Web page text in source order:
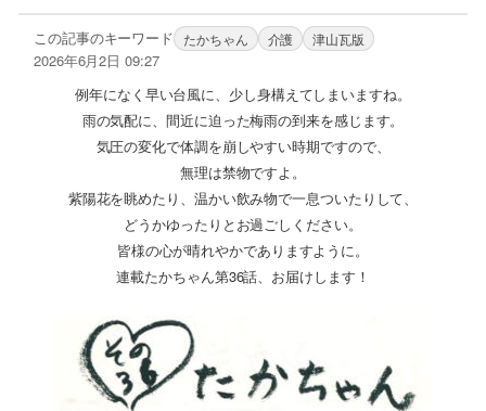
この記事のキーワード たかちゃん 介護 津山瓦版
2026年6月2日 09:27
例年になく早い台風に、少し身構えてしまいますね。
雨の気配に、間近に迫った梅雨の到来を感じます。
気圧の変化で体調を崩しやすい時期ですので、
無理は禁物ですよ。
紫陽花を眺めたり、温かい飲み物で一息ついたりして、
どうかゆったりとお過ごしください。
皆様の心が晴れやかでありますように。
連載たかちゃん第36話、お届けします！